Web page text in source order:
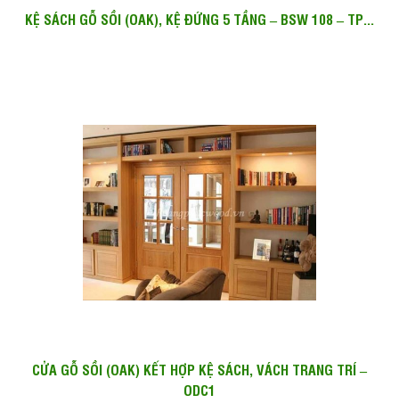
KỆ SÁCH GỖ SỒI (OAK), KỆ ĐỨNG 5 TẦNG – BSW 108 – TP...
CỬA GỖ SỒI (OAK) KẾT HỢP KỆ SÁCH, VÁCH TRANG TRÍ –
ODC1